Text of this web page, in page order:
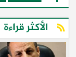
الأكثر قراءة